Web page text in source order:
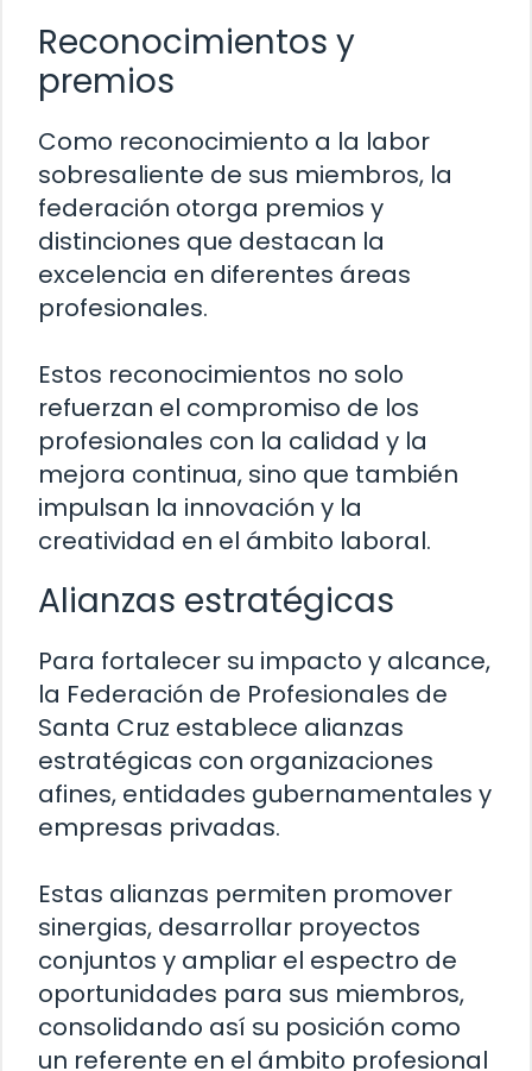
Reconocimientos y
premios
Como reconocimiento a la labor
sobresaliente de sus miembros, la
federación otorga premios y
distinciones que destacan la
excelencia en diferentes áreas
profesionales.
Estos reconocimientos no solo
refuerzan el compromiso de los
profesionales con la calidad y la
mejora continua, sino que también
impulsan la innovación y la
creatividad en el ámbito laboral.
Alianzas estratégicas
Para fortalecer su impacto y alcance,
la Federación de Profesionales de
Santa Cruz establece alianzas
estratégicas con organizaciones
afines, entidades gubernamentales y
empresas privadas.
Estas alianzas permiten promover
sinergias, desarrollar proyectos
conjuntos y ampliar el espectro de
oportunidades para sus miembros,
consolidando así su posición como
un referente en el ámbito profesional